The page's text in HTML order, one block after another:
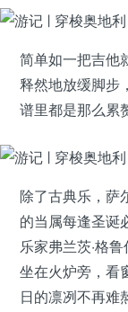
简单如一把吉他
释然地放缓脚步
谱里都是那么累
除了古典乐，萨
的当属每逢圣诞
乐家弗兰茨·格
坐在火炉旁，看
日的凛冽不再难